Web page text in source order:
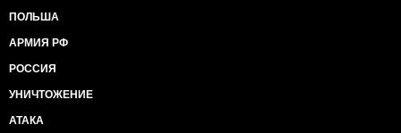
ПОЛЬША
АРМИЯ РФ
РОССИЯ
УНИЧТОЖЕНИЕ
АТАКА